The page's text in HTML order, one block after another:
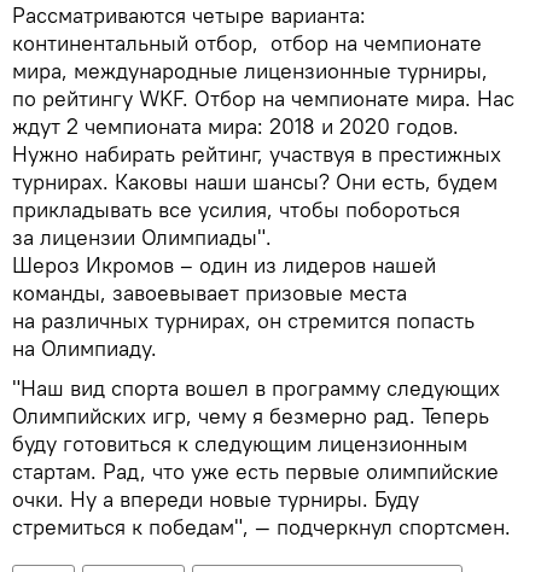
Рассматриваются четыре варианта:
континентальный отбор, отбор на чемпионате
мира, международные лицензионные турниры,
по рейтингу WKF. Отбор на чемпионате мира. Нас
ждут 2 чемпионата мира: 2018 и 2020 годов.
Нужно набирать рейтинг, участвуя в престижных
турнирах. Каковы наши шансы? Они есть, будем
прикладывать все усилия, чтобы побороться
за лицензии Олимпиады".
Шероз Икромов – один из лидеров нашей
команды, завоевывает призовые места
на различных турнирах, он стремится попасть
на Олимпиаду.
"Наш вид спорта вошел в программу следующих
Олимпийских игр, чему я безмерно рад. Теперь
буду готовиться к следующим лицензионным
стартам. Рад, что уже есть первые олимпийские
очки. Ну а впереди новые турниры. Буду
стремиться к победам", — подчеркнул спортсмен.